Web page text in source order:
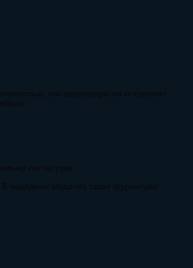
эти аксессуары не оставляют
лег на руке.
нарядных моделях такая фурнитура